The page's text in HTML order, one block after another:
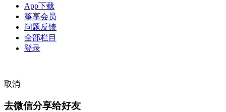
App下载
筝享会员
问题反馈
全部栏目
登录
取消
去微信分享给好友